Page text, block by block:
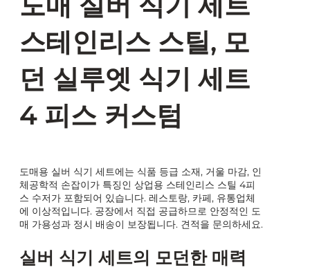
스테인리스 스틸, 모
던 실루엣 식기 세트
4 피스 커스텀
도매용 실버 식기 세트에는 식품 등급 소재, 거울 마감, 인
체공학적 손잡이가 특징인 상업용 스테인리스 스틸 4피
스 수저가 포함되어 있습니다. 레스토랑, 카페, 유통업체
에 이상적입니다. 공장에서 직접 공급하므로 안정적인 도
매 가용성과 정시 배송이 보장됩니다. 견적을 문의하세요.
실버 식기 세트의 모던한 매력